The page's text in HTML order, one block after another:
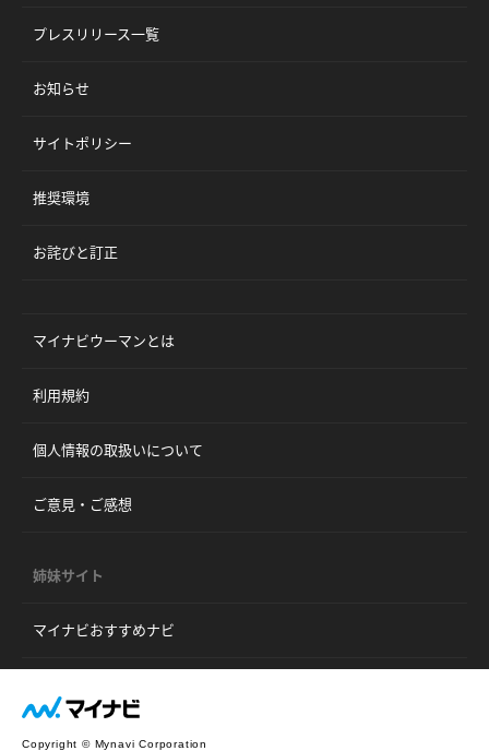
プレスリリース一覧
お知らせ
サイトポリシー
推奨環境
お詫びと訂正
マイナビウーマンとは
利用規約
個人情報の取扱いについて
ご意見・ご感想
姉妹サイト
マイナビおすすめナビ
Copyright © Mynavi Corporation